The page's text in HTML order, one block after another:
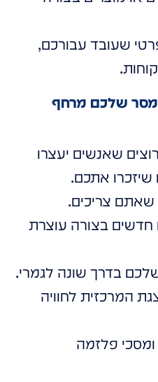
שעובד עבורכם,
שלכם מרחף
שאנשים יעצרו
אתכם.
שאתם צריכים.
חדשים בצורה עוצרת
בדרך שונה לגמרי.
המרכזית לחוויה
פלזמה